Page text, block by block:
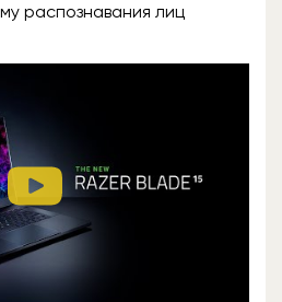
распознавания лиц